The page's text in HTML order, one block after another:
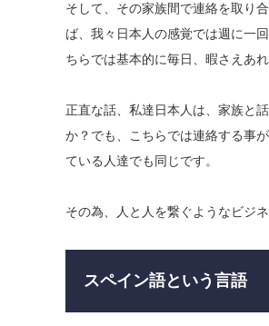
そして、その家族間で連絡を取り
ば、我々日本人の感覚では週に一
ちらでは基本的に毎日、暇さえあ
正直な話、私達日本人は、家族と
か？でも、こちらでは連絡する事
ている人達でも同じです。
その為、人と人を繋ぐようなビジ
スペイン語という言語